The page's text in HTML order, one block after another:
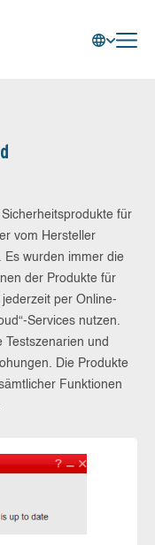
Sicherheitsprodukte für
vom Hersteller
Es wurden immer die
der Produkte für
per Online-
Services nutzen.
Testszenarien und
Die Produkte
Funktionen